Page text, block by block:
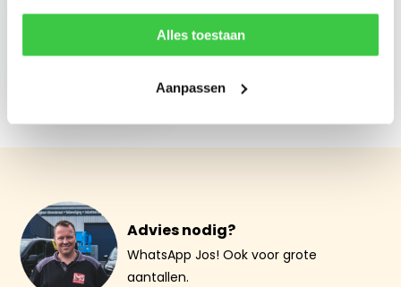
Alles toestaan
Aanpassen
Hefmagneet 300 kg
Advies nodig?
WhatsApp Jos! Ook voor grote
aantallen.